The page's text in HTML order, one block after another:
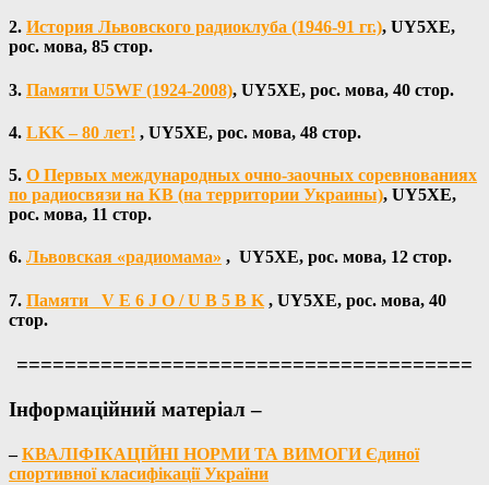
2. История Львовского радиоклуба (1946-91 гг.), UY5XE,
рос. мова, 85 стор.
3. Памяти U5WF (1924-2008), UY5XE, рос. мова, 40 стор.
4. LKK – 80 лет! , UY5XE, рос. мова, 48 стор.
5. О Первых международных очно-заочных соревнованиях
по радиосвязи на КВ (на территории Украины), UY5XE,
рос. мова, 11 стор.
6. Львовская «радиомама» , UY5XE, рос. мова, 12 стор.
7. Памяти V E 6 J О / U B 5 B K , UY5XE, рос. мова, 40
стор.
======================================
Інформаційний матеріал –
–КВАЛІФІКАЦІЙНІ НОРМИ ТА ВИМОГИ Єдиної
спортивної класифікації України